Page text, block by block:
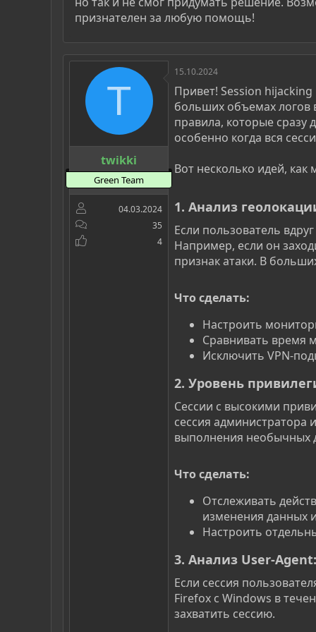
признателен за любую помощь!
T
twikki
Green Team
04.03.2024
35
4
15.10.2024
Привет! Session
больших объемах логов
правила, которые
особенно когда вся
Вот несколько идей,
1. Анализ
Если пользователь
Например, если он
признак атаки. В
Что сделать:​
Настроить
Сравнивать время
Исключить VPN-
2. Уровень
Сессии с высокими
сессия администратора
выполнения необычных
Что сделать:​
Отслеживать
изменения данных
Настроить
3. Анализ User-Agent:​
Если сессия
Firefox с Windows в
захватить сессию.